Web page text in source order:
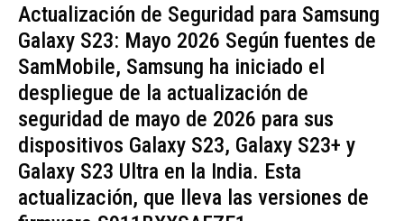
Actualización de Seguridad para Samsung
Galaxy S23: Mayo 2026 Según fuentes de
SamMobile, Samsung ha iniciado el
despliegue de la actualización de
seguridad de mayo de 2026 para sus
dispositivos Galaxy S23, Galaxy S23+ y
Galaxy S23 Ultra en la India. Esta
actualización, que lleva las versiones de